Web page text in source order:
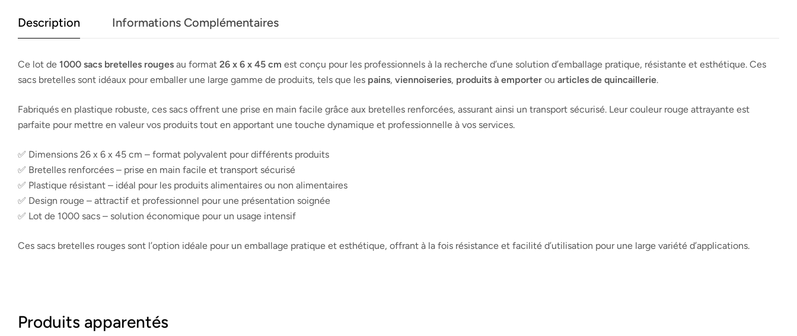
Description Informations Complémentaires
Ce lot de 1000 sacs bretelles rouges au format 26 x 6 x 45 cm est conçu pour les professionnels à la recherche d’une solution d’emballage pratique, résistante et esthétique. Ces
sacs bretelles sont idéaux pour emballer une large gamme de produits, tels que les pains, viennoiseries, produits à emporter ou articles de quincaillerie.
Fabriqués en plastique robuste, ces sacs offrent une prise en main facile grâce aux bretelles renforcées, assurant ainsi un transport sécurisé. Leur couleur rouge attrayante est
parfaite pour mettre en valeur vos produits tout en apportant une touche dynamique et professionnelle à vos services.
✅ Dimensions 26 x 6 x 45 cm – format polyvalent pour différents produits
✅ Bretelles renforcées – prise en main facile et transport sécurisé
✅ Plastique résistant – idéal pour les produits alimentaires ou non alimentaires
✅ Design rouge – attractif et professionnel pour une présentation soignée
✅ Lot de 1000 sacs – solution économique pour un usage intensif
Ces sacs bretelles rouges sont l’option idéale pour un emballage pratique et esthétique, offrant à la fois résistance et facilité d’utilisation pour une large variété d’applications.
Produits apparentés